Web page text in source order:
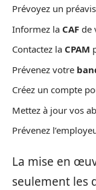
Prévoyez un
Informez la CAF de
Contactez la CPAM
Prévenez votre
Créez un compte
Mettez à jour vos
Prévenez
La mise en
seulement les